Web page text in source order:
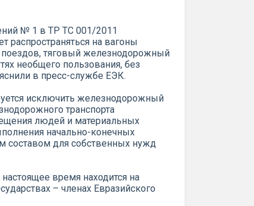
№ 1 в ТР ТС 001/2011
распространяться на вагоны
поездов, тяговый железнодорожный
необщего пользования, без
в пресс-службе ЕЭК.
исключить железнодорожный
транспорта
людей и материальных
начально-конечных
для собственных нужд
время находится на
– членах Евразийского